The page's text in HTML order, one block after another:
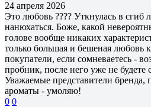
24 апреля 2026
Это любовь ???? Уткнулась в сгиб
нанюхаться. Боже, какой
голове вообще никаких
только большая и бешеная любовь
покупатели, если сомневаетесь -
пробник, после него уже не будете
Уважаемые представители бренда,
ароматы - умоляю!
0 0